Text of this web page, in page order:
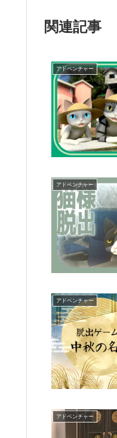
関連記事
アドベンチャー
アドベンチャー
アドベンチャー
アドベンチャー